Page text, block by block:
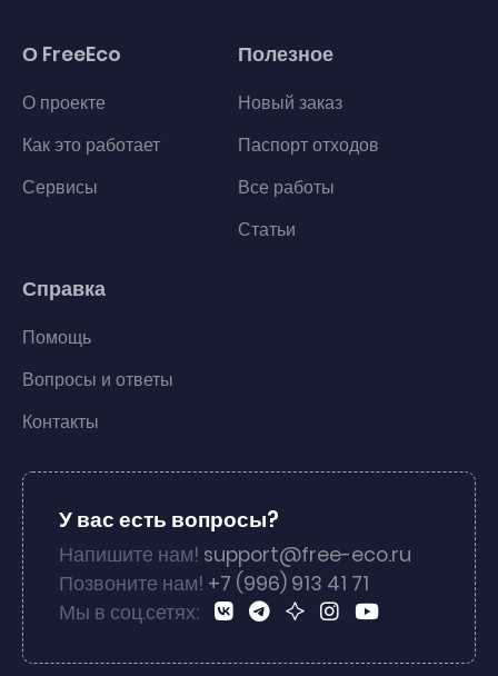
О FreeEco
О проекте
Как это работает
Сервисы
Полезное
Новый заказ
Паспорт отходов
Все работы
Статьи
Справка
Помощь
Вопросы и ответы
Контакты
У вас есть вопросы?
Напишите нам! support@free-eco.ru
Позвоните нам! +7 (996) 913 41 71
Мы в соц.сетях: